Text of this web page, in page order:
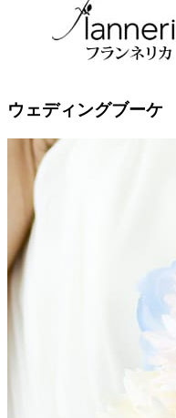
ウェディングブーケ